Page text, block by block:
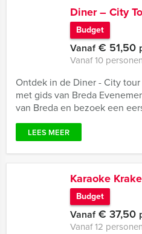
Diner – City
Budget
Vanaf€ 51,50
Vanaf 10
Ontdek in de Diner - City
met gids van Breda
van Breda en bezoek een
LEES MEER
Karaoke
Budget
Vanaf€ 37,50
Vanaf 12